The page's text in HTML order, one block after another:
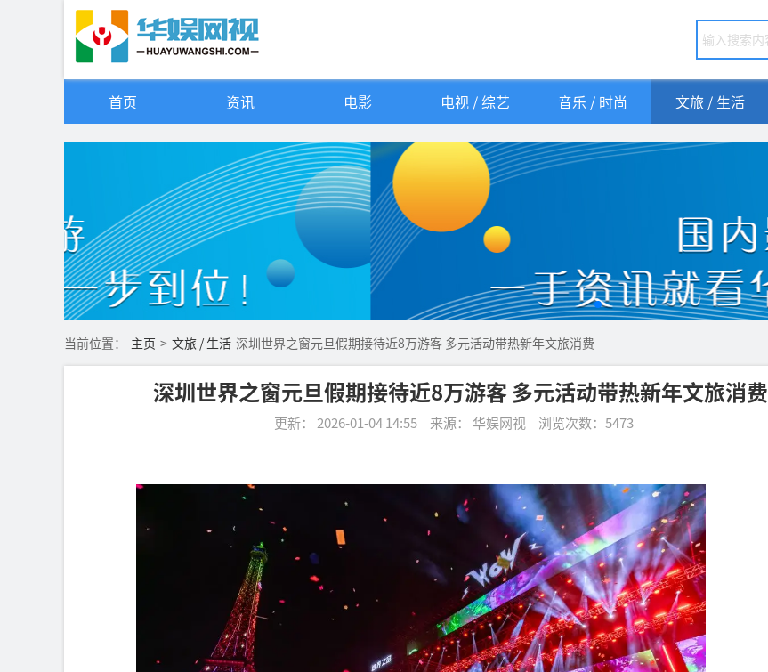
首页 资讯 电影 电视 / 综艺 音乐 / 时尚 文旅 / 生活
当前位置： 主页 > 文旅 / 生活 深圳世界之窗元旦假期接待近8万游客 多元活动带热新年文旅消费
深圳世界之窗元旦假期接待近8万游客 多元活动带热新年文旅消费
更新： 2026-01-04 14:55 来源： 华娱网视 浏览次数： 5473